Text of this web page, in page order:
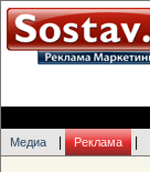
Медиа Реклама